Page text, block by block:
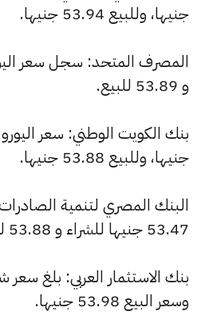
جنيها، وللبيع 53.94 جنيها.
و 53.89 للبيع.
جنيها، وللبيع 53.88 جنيها.
البنك المصري لتنمية
53.47 جنيها للشراء و 53.88 للبيع.
وسعر البيع 53.98 جنيها.